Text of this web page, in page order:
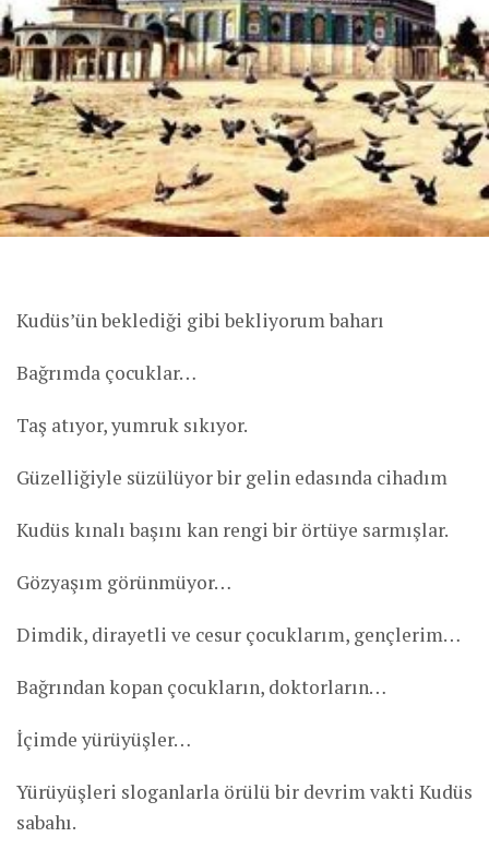
Kudüs’ün beklediği gibi bekliyorum baharı
Bağrımda çocuklar…
Taş atıyor, yumruk sıkıyor.
Güzelliğiyle süzülüyor bir gelin edasında cihadım
Kudüs kınalı başını kan rengi bir örtüye sarmışlar.
Gözyaşım görünmüyor…
Dimdik, dirayetli ve cesur çocuklarım, gençlerim…
Bağrından kopan çocukların, doktorların…
İçimde yürüyüşler…
Yürüyüşleri sloganlarla örülü bir devrim vakti Kudüs
sabahı.